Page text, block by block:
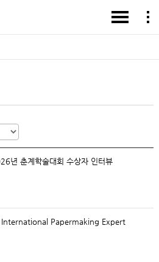
년 춘계학술대회 수상자 인터뷰
Papermaking Expert